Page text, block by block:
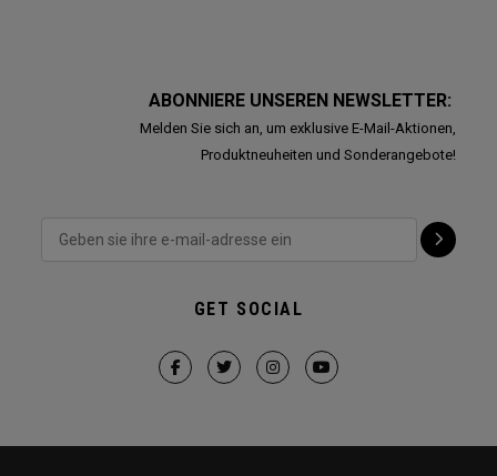
ABONNIERE UNSEREN NEWSLETTER:
Melden Sie sich an, um exklusive E-Mail-Aktionen,
Produktneuheiten und Sonderangebote!
GET SOCIAL